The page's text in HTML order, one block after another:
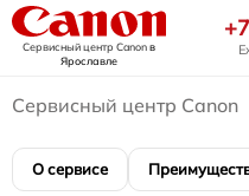
Сервисный центр Canonв
Ярославле
Сервисный центр Canon
О сервисе